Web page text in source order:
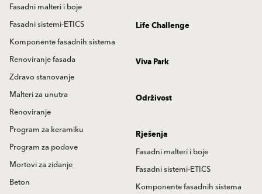
Fasadni malteri i boje
Fasadni sistemi-ETICS
Komponente fasadnih sistema
Renoviranje fasada
Zdravo stanovanje
Malteri za unutra
Renoviranje
Program za keramiku
Program za podove
Mortovi za zidanje
Beton
Life Challenge
Viva Park
Održivost
Rješenja
Fasadni malteri i boje
Fasadni sistemi-ETICS
Komponente fasadnih sistema